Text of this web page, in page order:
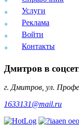
Услуги
Реклама
Войти
Контакты
Дмитров в
г. Дмитров, ул.
1633131@mail.ru